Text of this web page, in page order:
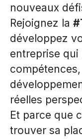
nouveaux
Rejoignez la
développez
entreprise
réelles
Et parce que
trouver sa